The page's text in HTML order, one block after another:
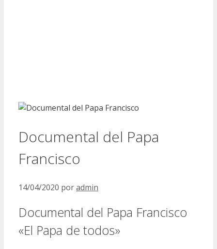
Documental del Papa
Francisco
14/04/2020 poradmin
Documental del Papa Francisco
«El Papa de todos»